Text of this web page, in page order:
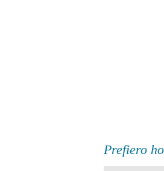
Prefiero